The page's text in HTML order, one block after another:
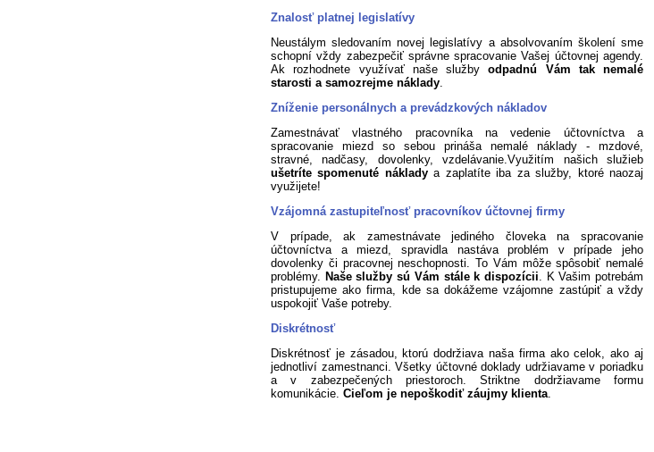
Znalosť platnej legislatívy
Neustálym sledovaním novej legislatívy a absolvovaním školení sme
schopní vždy zabezpečiť správne spracovanie Vašej účtovnej agendy.
Ak rozhodnete využívať naše službyodpadnú Vám tak nemalé
starosti a samozrejme náklady.
Zníženie personálnych a prevádzkových nákladov
Zamestnávať vlastného pracovníka na vedenie účtovníctva a
spracovanie miezd so sebou prináša nemalé náklady - mzdové,
stravné, nadčasy, dovolenky, vzdelávanie.Využitím našich služieb
ušetríte spomenuté nákladya zaplatíte iba za služby, ktoré naozaj
využijete!
Vzájomná zastupiteľnosť pracovníkov účtovnej firmy
V prípade, ak zamestnávate jediného človeka na spracovanie
účtovníctva a miezd, spravidla nastáva problém v prípade jeho
dovolenky či pracovnej neschopnosti. To Vám môže spôsobiť nemalé
problémy. Naše služby sú Vám stále k dispozícii. K Vašim potrebám
pristupujeme ako firma, kde sa dokážeme vzájomne zastúpiť a vždy
uspokojiť Vaše potreby.
Diskrétnosť
Diskrétnosť je zásadou, ktorú dodržiava naša firma ako celok, ako aj
jednotliví zamestnanci. Všetky účtovné doklady udržiavame v poriadku
a v zabezpečených priestoroch. Striktne dodržiavame formu
komunikácie. Cieľom je nepoškodiť záujmy klienta.